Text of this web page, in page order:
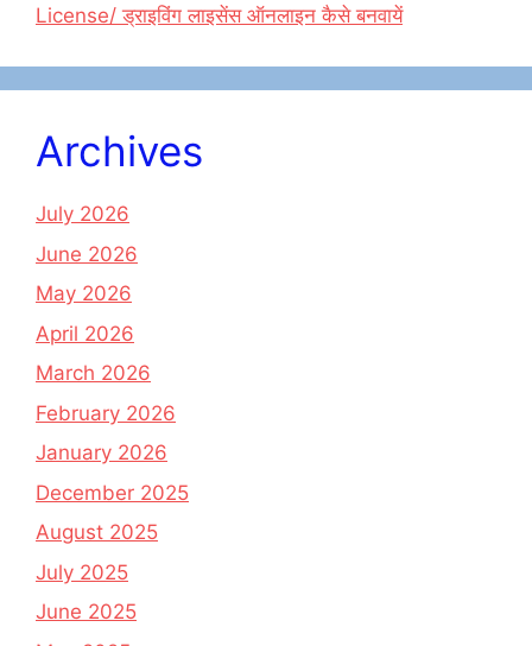
License/ ड्राइविंग लाइसेंस ऑनलाइन कैसे बनवायें
Archives
July 2026
June 2026
May 2026
April 2026
March 2026
February 2026
January 2026
December 2025
August 2025
July 2025
June 2025